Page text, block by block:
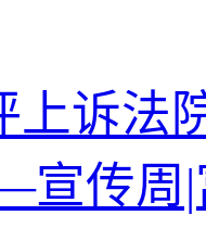
上诉法
宣传周|